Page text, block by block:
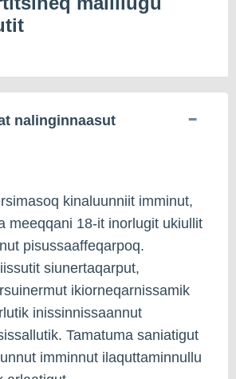
nalinginnaasut
kinaluunniit imminut,
meeqqani 18-it inorlugit ukiullit
pisussaaffeqarpoq.
siunertaqarput,
ikiorneqarnissamik
inissinnissaannut
Tamatuma saniatigut
imminnut ilaquttaminnullu